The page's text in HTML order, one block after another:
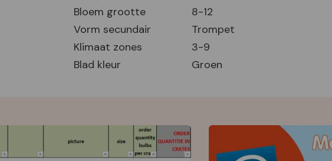
Bloem grootte
8-12
Vorm secundair
Trompet
Klimaat zones
3-9
Blad kleur
Groen